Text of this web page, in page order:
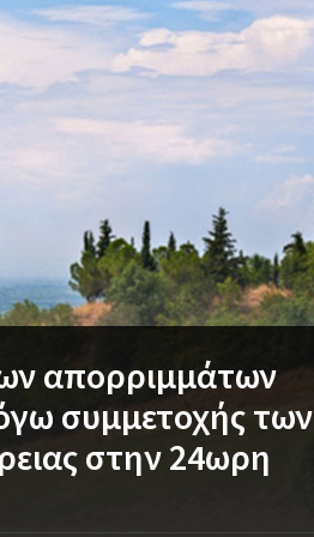
απορριμμάτων
συμμετοχής των
στην 24ωρη